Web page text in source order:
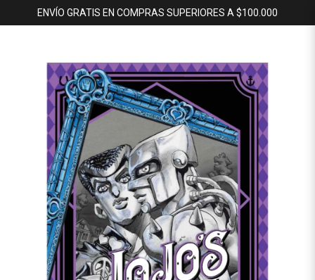
ENVÍO GRATIS EN COMPRAS SUPERIORES A $100.000